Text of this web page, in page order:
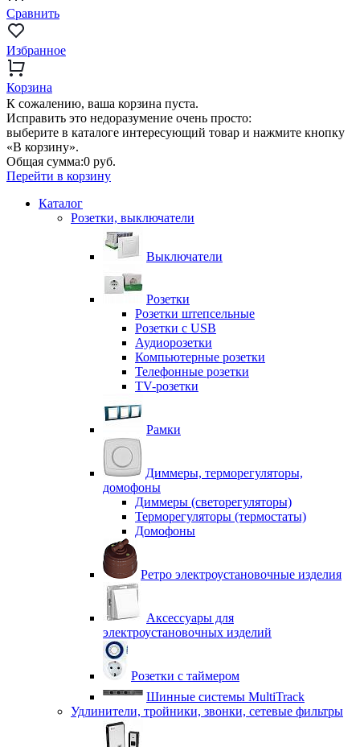
Сравнить
Избранное
Корзина
К сожалению, ваша корзина пуста.
Исправить это недоразумение очень просто:
выберите в каталоге интересующий товар и нажмите кнопку
«В корзину».
Общая сумма:0 руб.
Перейти в корзину
Каталог
Розетки, выключатели
Выключатели
Розетки
Розетки штепсельные
Розетки с USB
Аудиорозетки
Компьютерные розетки
Телефонные розетки
TV-розетки
Рамки
Диммеры, терморегуляторы,
домофоны
Диммеры (светорегуляторы)
Терморегуляторы (термостаты)
Домофоны
Ретро электроустановочные изделия
Аксессуары для
электроустановочных изделий
Розетки с таймером
Шинные системы MultiTrack
Удлинители, тройники, звонки, сетевые фильтры